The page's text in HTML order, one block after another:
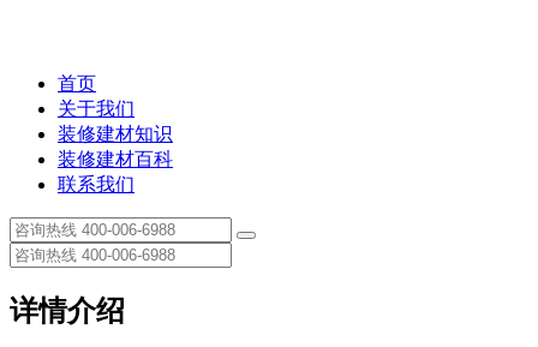
首页
关于我们
装修建材知识
装修建材百科
联系我们
详情介绍